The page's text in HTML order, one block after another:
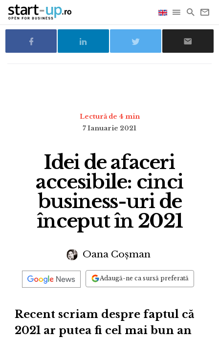
Lectură de 4 min
7 Ianuarie 2021
Idei de afaceri
accesibile: cinci
business-uri de
început în 2021
Oana Coșman
Adaugă-ne ca sursă preferată
Recent scriam despre faptul că
2021 ar putea fi cel mai bun an